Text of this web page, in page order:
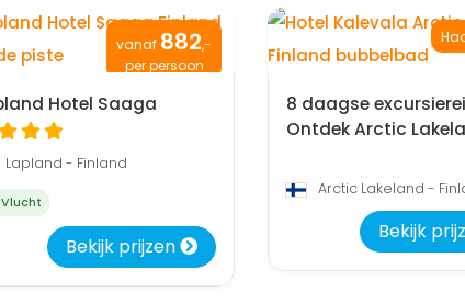
vanaf 882,-
per persoon
Hotel Saaga
Lapland - Finland
Vlucht
Bekijk prijzen
8 daagse
Ontdek Arctic
Arctic Lakeland -
Bekijk